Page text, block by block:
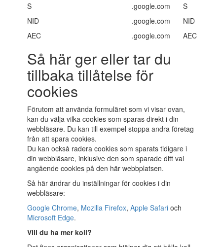
S
.google.com
S
NID
.google.com
NID
AEC
.google.com AEC
Så här ger eller tar du
tillbaka tillåtelse för
cookies
Förutom att använda formuläret som vi visar ovan,
kan du välja vilka cookies som sparas direkt i din
webbläsare. Du kan till exempel stoppa andra företag
från att spara cookies.
Du kan också radera cookies som sparats tidigare i
din webbläsare, inklusive den som sparade ditt val
angående cookies på den här webbplatsen.
Så här ändrar du inställningar för cookies i din
webbläsare:
Google Chrome, Mozilla Firefox, Apple Safari och
Microsoft Edge.
Vill du ha mer koll?